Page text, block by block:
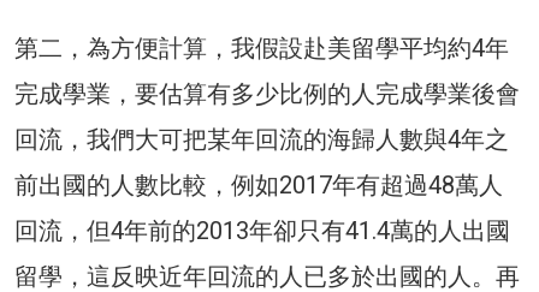
第二，為方便計算，我假設赴美留學平均約4年
完成學業，要估算有多少比例的人完成學業後會
回流，我們大可把某年回流的海歸人數與4年之
前出國的人數比較，例如2017年有超過48萬人
回流，但4年前的2013年卻只有41.4萬的人出國
留學，這反映近年回流的人已多於出國的人。再